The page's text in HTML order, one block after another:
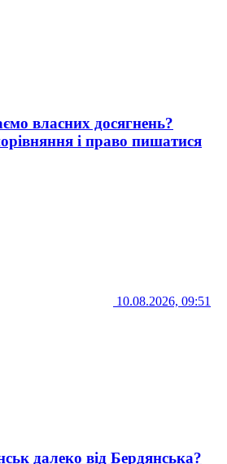
власних досягнень?
і право пишатися
10.08.2026, 09:51
далеко від Бердянська?